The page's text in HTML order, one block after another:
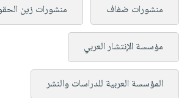
منشورات ضفاف منشورات زين
مؤسسة الإنتشار العربي
المؤسسة العربية للدراسات والنشر